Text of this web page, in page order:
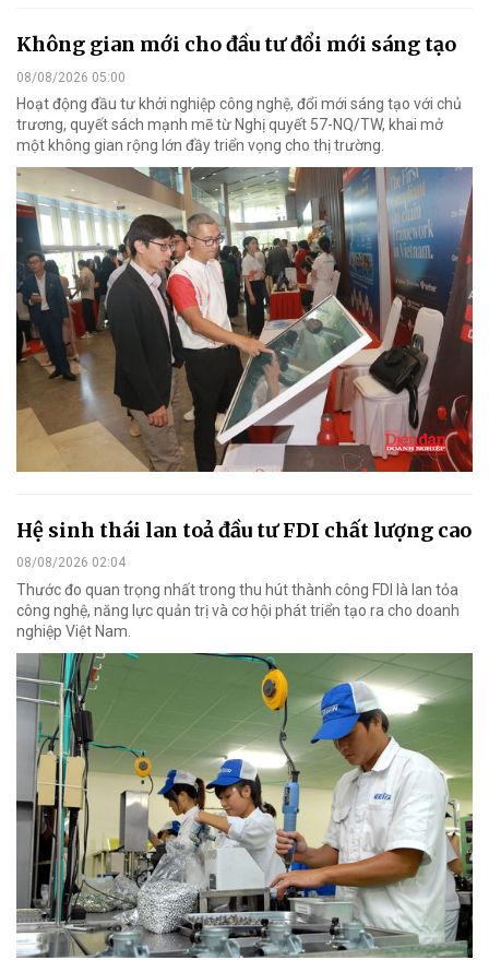
Không gian mới cho đầu tư đổi mới sáng tạo
08/08/2026 05:00
Hoạt động đầu tư khởi nghiệp công nghệ, đổi mới sáng tạo với chủ
trương, quyết sách mạnh mẽ từ Nghị quyết 57-NQ/TW, khai mở
một không gian rộng lớn đầy triển vọng cho thị trường.
Hệ sinh thái lan toả đầu tư FDI chất lượng cao
08/08/2026 02:04
Thước đo quan trọng nhất trong thu hút thành công FDI là lan tỏa
công nghệ, năng lực quản trị và cơ hội phát triển tạo ra cho doanh
nghiệp Việt Nam.